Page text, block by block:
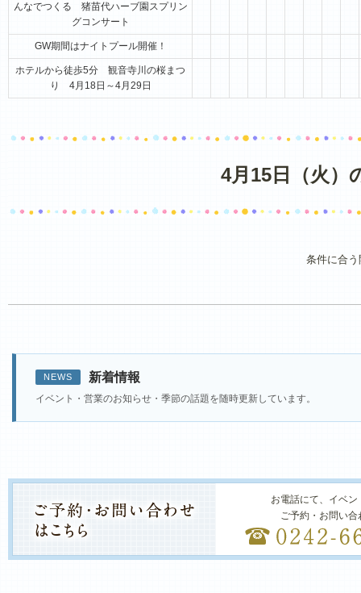
んなでつくる 猪苗代ハーブ園スプリン
グコンサート
GW期間はナイトプール開催！
ホテルから徒歩5分 観音寺川の桜まつ
り 4月18日～4月29日
4月15日（火）
条件に合
NEWS 新着情報
イベント・営業のお知らせ・季節の話題を随時更新しています。
お電話にて、イベ
ご予約・お問い